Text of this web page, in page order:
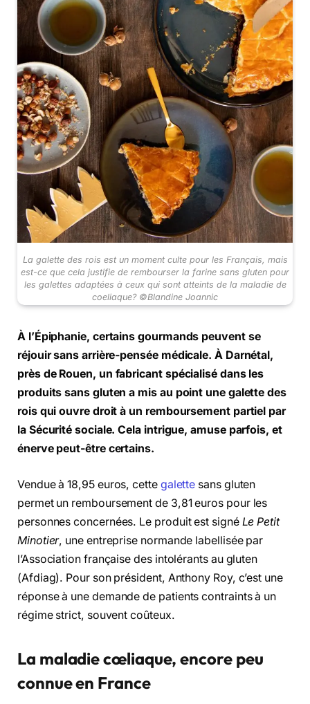
La galette des rois est un moment culte pour les Français, mais
est-ce que cela justifie de rembourser la farine sans gluten pour
les galettes adaptées à ceux qui sont atteints de la maladie de
coeliaque? ©Blandine Joannic
À l’Épiphanie, certains gourmands peuvent se
réjouir sans arrière-pensée médicale. À Darnétal,
près de Rouen, un fabricant spécialisé dans les
produits sans gluten a mis au point une galette des
rois qui ouvre droit à un remboursement partiel par
la Sécurité sociale. Cela intrigue, amuse parfois, et
énerve peut-être certains.
Vendue à 18,95 euros, cette galette sans gluten
permet un remboursement de 3,81 euros pour les
personnes concernées. Le produit est signé Le Petit
Minotier, une entreprise normande labellisée par
l’Association française des intolérants au gluten
(Afdiag). Pour son président, Anthony Roy, c’est une
réponse à une demande de patients contraints à un
régime strict, souvent coûteux.
La maladie cœliaque, encore peu
connue en France